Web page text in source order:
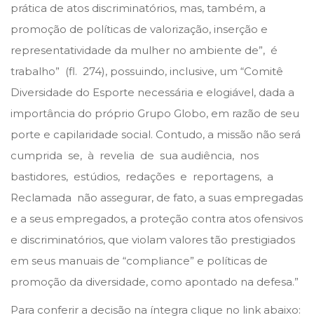
prática de atos discriminatórios, mas, também, a
promoção de políticas de valorização, inserção e
representatividade da mulher no ambiente de”, é
trabalho” (fl. 274), possuindo, inclusive, um “Comitê
Diversidade do Esporte necessária e elogiável, dada a
importância do próprio Grupo Globo, em razão de seu
porte e capilaridade social. Contudo, a missão não será
cumprida se, à revelia de sua audiência, nos
bastidores, estúdios, redações e reportagens, a
Reclamada não assegurar, de fato, a suas empregadas
e a seus empregados, a proteção contra atos ofensivos
e discriminatórios, que violam valores tão prestigiados
em seus manuais de “compliance” e políticas de
promoção da diversidade, como apontado na defesa.”
Para conferir a decisão na íntegra clique no link abaixo: